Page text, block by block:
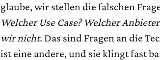
glaube, wir stellen die falschen
Welcher Use Case? Welcher
wir nicht. Das sind Fragen an die
ist eine andere, und sie klingt fast